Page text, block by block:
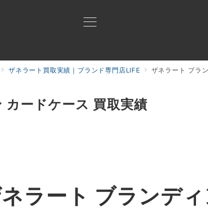
ザネラート買取実績｜ブランド専門店LIFE ザネラート ブラ
ードケース 買取実績
ネラート ブランデ